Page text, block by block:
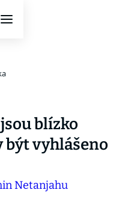
blízko
vyhlášeno